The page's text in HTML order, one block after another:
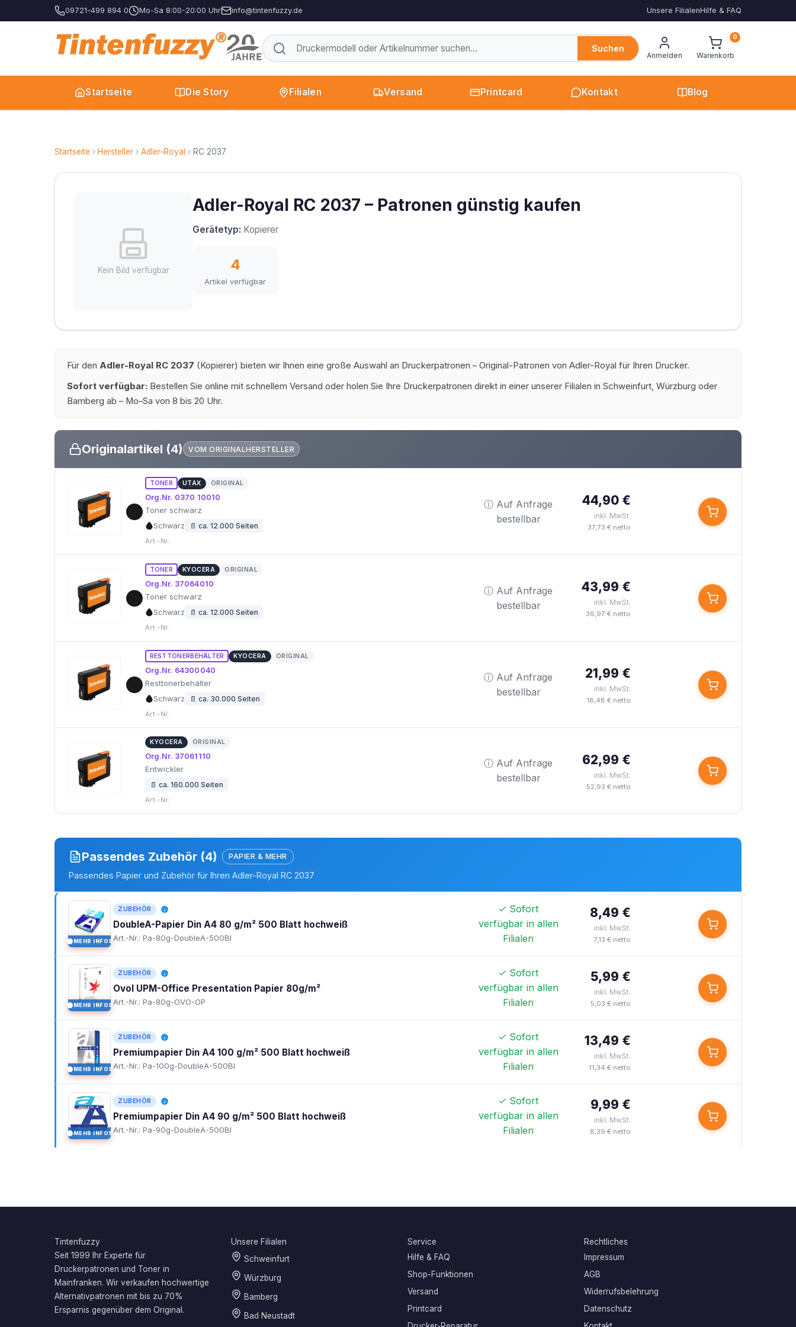
09721-499 894 0 Mo-Sa 8:00-20:00 Uhr info@tintenfuzzy.de Unsere FilialenHilfe & FAQ
Suchen
Anmelden Warenkorb
0
Startseite Die Story Filialen Versand Printcard Kontakt Blog
Startseite › Hersteller › Adler-Royal › RC 2037
Kein Bild verfügbar
Adler-Royal RC 2037 – Patronen günstig kaufen
Gerätetyp: Kopierer
4
Artikel verfügbar
Für den Adler-Royal RC 2037 (Kopierer) bieten wir Ihnen eine große Auswahl an Druckerpatronen – Original-Patronen von Adler-Royal für Ihren Drucker.
Sofort verfügbar: Bestellen Sie online mit schnellem Versand oder holen Sie Ihre Druckerpatronen direkt in einer unserer Filialen in Schweinfurt, Würzburg oder
Bamberg ab – Mo–Sa von 8 bis 20 Uhr.
Originalartikel (4) VOM ORIGINALHERSTELLER
TONER UTAX ORIGINAL
Org.Nr. 0370 10010
Toner schwarz
Schwarz 📄 ca. 12.000 Seiten
Art.-Nr.:
ⓘ Auf Anfrage
bestellbar
44,90 €
inkl. MwSt.
37,73 € netto
TONER KYOCERA ORIGINAL
Org.Nr. 37064010
Toner schwarz
Schwarz 📄 ca. 12.000 Seiten
Art.-Nr.:
ⓘ Auf Anfrage
bestellbar
43,99 €
inkl. MwSt.
36,97 € netto
RESTTONERBEHÄLTER KYOCERA ORIGINAL
Org.Nr. 64300040
Resttonerbehälter
Schwarz 📄 ca. 30.000 Seiten
Art.-Nr.:
ⓘ Auf Anfrage
bestellbar
21,99 €
inkl. MwSt.
18,48 € netto
KYOCERA ORIGINAL
Org.Nr. 37061110
Entwickler
📄 ca. 160.000 Seiten
Art.-Nr.:
ⓘ Auf Anfrage
bestellbar
62,99 €
inkl. MwSt.
52,93 € netto
Passendes Zubehör (4) PAPIER & MEHR
Passendes Papier und Zubehör für Ihren Adler-Royal RC 2037
MEHR INFOS
ZUBEHÖR
DoubleA-Papier Din A4 80 g/m² 500 Blatt hochweiß
Art.-Nr.: Pa-80g-DoubleA-500Bl
✓ Sofort
verfügbar in allen
Filialen
8,49 €
inkl. MwSt.
7,13 € netto
MEHR INFOS
ZUBEHÖR
Ovol UPM-Office Presentation Papier 80g/m²
Art.-Nr.: Pa-80g-OVO-OP
✓ Sofort
verfügbar in allen
Filialen
5,99 €
inkl. MwSt.
5,03 € netto
MEHR INFOS
ZUBEHÖR
Premiumpapier Din A4 100 g/m² 500 Blatt hochweiß
Art.-Nr.: Pa-100g-DoubleA-500Bl
✓ Sofort
verfügbar in allen
Filialen
13,49 €
inkl. MwSt.
11,34 € netto
MEHR INFOS
ZUBEHÖR
Premiumpapier Din A4 90 g/m² 500 Blatt hochweiß
Art.-Nr.: Pa-90g-DoubleA-500Bl
✓ Sofort
verfügbar in allen
Filialen
9,99 €
inkl. MwSt.
8,39 € netto
Tintenfuzzy
Seit 1999 Ihr Experte für
Druckerpatronen und Toner in
Mainfranken. Wir verkaufen hochwertige
Alternativpatronen mit bis zu 70%
Ersparnis gegenüber dem Original.
Unsere Filialen
Schweinfurt
Würzburg
Bamberg
Bad Neustadt
Service
Hilfe & FAQ
Shop-Funktionen
Versand
Printcard
Rechtliches
Impressum
AGB
Widerrufsbelehrung
Datenschutz